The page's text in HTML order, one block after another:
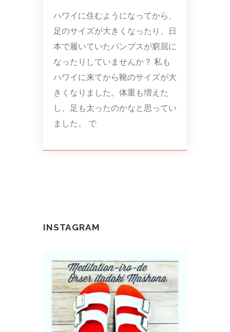
ハワイに住むようになってから、
足のサイズが大きくなったり、日
本で履いていたパンプスが窮屈に
なったりしていませんか？ 私も
ハワイに来てから靴のサイズが大
きくなりました。体重も増えた
し、足も太ったのかなと思ってい
ました。 で
INSTAGRAM